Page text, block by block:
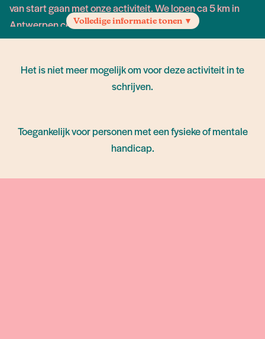
van start gaan met onze activiteit. We lopen ca 5 km in
Antwerpen centrum.
Verantwoordelijke: Lars Van Peer ⋅
Volledige informatie tonen ▼
Het is niet meer mogelijk om voor deze activiteit in te
schrijven.
Toegankelijk voor personen met een fysieke of mentale
handicap.